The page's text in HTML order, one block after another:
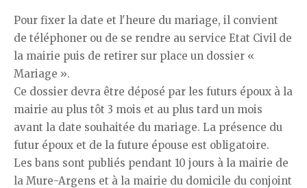
Pour fixer la date et l'heure du mariage, il convient
de téléphoner ou de se rendre au service Etat Civil de
la mairie puis de retirer sur place un dossier «
Mariage ».
Ce dossier devra être déposé par les futurs époux à la
mairie au plus tôt 3 mois et au plus tard un mois
avant la date souhaitée du mariage. La présence du
futur époux et de la future épouse est obligatoire.
Les bans sont publiés pendant 10 jours à la mairie de
la Mure-Argens et à la mairie du domicile du conjoint